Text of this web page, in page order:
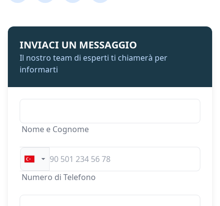
INVIACI UN MESSAGGIO
Il nostro team di esperti ti chiamerà per
informarti
Nome e Cognome
Numero di Telefono